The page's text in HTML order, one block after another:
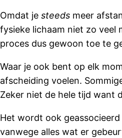
Omdat je steeds meer
fysieke lichaam niet zo veel
proces dus gewoon toe te
Waar je ook bent op elk
afscheiding voelen.
Zeker niet de hele tijd want
Het wordt ook
vanwege alles wat er